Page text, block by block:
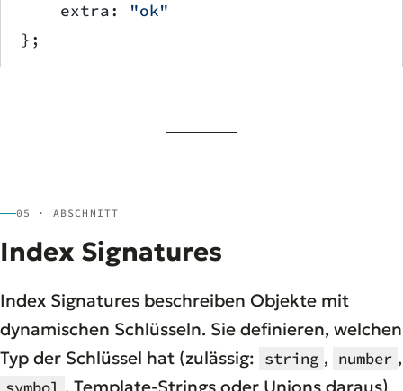
    extra:
"ok"
};
05 · ABSCHNITT
Index Signatures
Index Signatures beschreiben Objekte mit
dynamischen Schlüsseln. Sie definieren, welchen
Typ der Schlüssel hat (zulässig: string , number ,